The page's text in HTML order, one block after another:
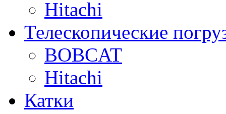
Hitachi
Телескопические
BOBCAT
Hitachi
Катки